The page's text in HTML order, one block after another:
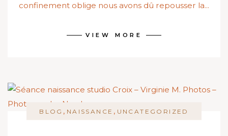
confinement oblige nous avons dû repousser la...
VIEW MORE
BLOG , NAISSANCE , UNCATEGORIZED